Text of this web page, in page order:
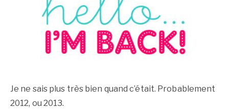
Je ne sais plus très bien quand c’était. Probablement
2012, ou 2013.